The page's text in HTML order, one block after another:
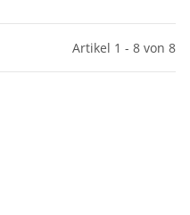
Artikel 1 - 8 von 8